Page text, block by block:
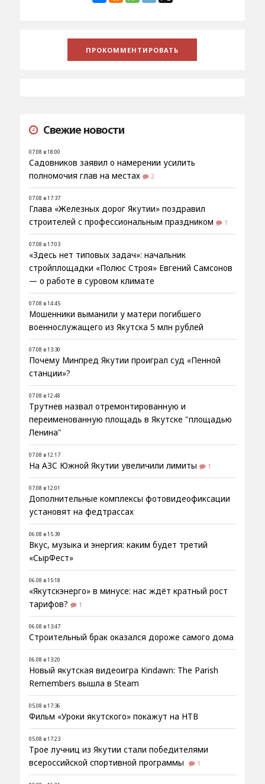
Свежие новости
07.08 в 18:00
Садовников заявил о намерении усилить
полномочия глав на местах
2
07.08 в 17:37
Глава «Железных дорог Якутии» поздравил
строителей с профессиональным праздником
1
07.08 в 17:03
«Здесь нет типовых задач»: начальник
стройплощадки «Полюс Строя» Евгений Самсонов
— о работе в суровом климате
07.08 в 14:45
Мошенники выманили у матери погибшего
военнослужащего из Якутска 5 млн рублей
07.08 в 13:30
Почему Минпред Якутии проиграл суд «Пенной
станции»?
07.08 в 12:48
Трутнев назвал отремонтированную и
переименованную площадь в Якутске "площадью
Ленина"
07.08 в 12:17
На АЗС Южной Якутии увеличили лимиты 1
07.08 в 12:01
Дополнительные комплексы фотовидеофиксации
установят на федтрассах
06.08 в 15:39
Вкус, музыка и энергия: каким будет третий
«СырФест»
06.08 в 15:18
«Якутскэнерго» в минусе: нас ждёт кратный рост
тарифов?
1
06.08 в 13:47
Строительный брак оказался дороже самого дома
06.08 в 13:20
Новый якутская видеоигра Kindawn: The Parish
Remembers вышла в Steam
05.08 в 17:36
Фильм «Уроки якутского» покажут на НТВ
05.08 в 17:23
Трое лучниц из Якутии стали победителями
всероссийской спортивной программы
1